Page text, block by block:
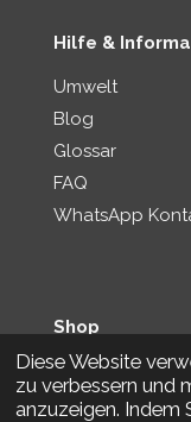
Diese Website
zu verbessern und
anzuzeigen. Indem
Hilfe &
Umwelt
Blog
Glossar
FAQ
WhatsApp
Shop
Timber-Me-
Etsy-Shop